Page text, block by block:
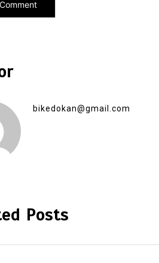
bikedokan@gmail.com
Posts